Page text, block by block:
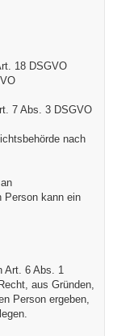
18 DSGVO
7 Abs. 3 DSGVO
nach
Person kann ein
Art. 6 Abs. 1
aus Gründen,
Person ergeben,